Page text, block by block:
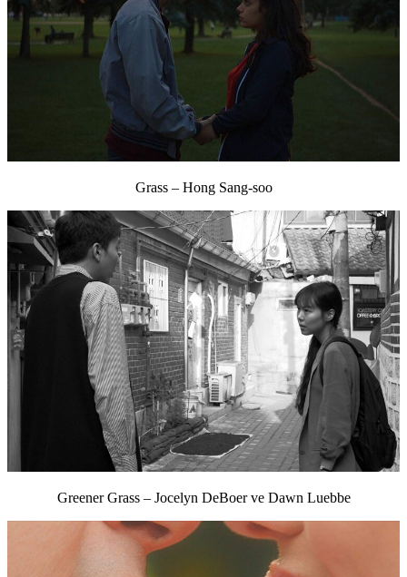
Grass – Hong Sang-soo
Greener Grass – Jocelyn DeBoer ve Dawn Luebbe